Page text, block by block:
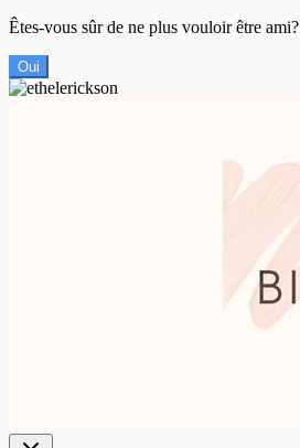
Êtes-vous sûr de ne plus vouloir être ami?
Oui